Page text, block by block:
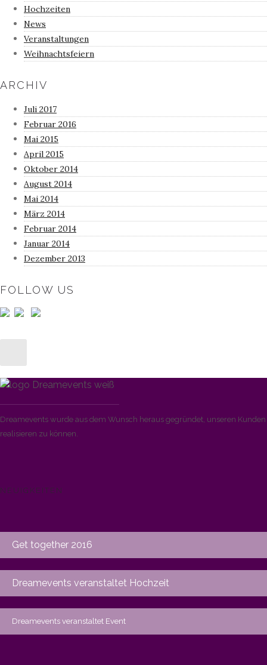
Hochzeiten
News
Veranstaltungen
Weihnachtsfeiern
ARCHIV
Juli 2017
Februar 2016
Mai 2015
April 2015
Oktober 2014
August 2014
Mai 2014
März 2014
Februar 2014
Januar 2014
Dezember 2013
FOLLOW US
Dreamevents wurde aus dem Wunsch heraus gegründet, unseren
realisieren zu können.
NEUIGKEITEN
Get together 2016
Dreamevents veranstaltet Hochzeit
Dreamevents veranstaltet Event